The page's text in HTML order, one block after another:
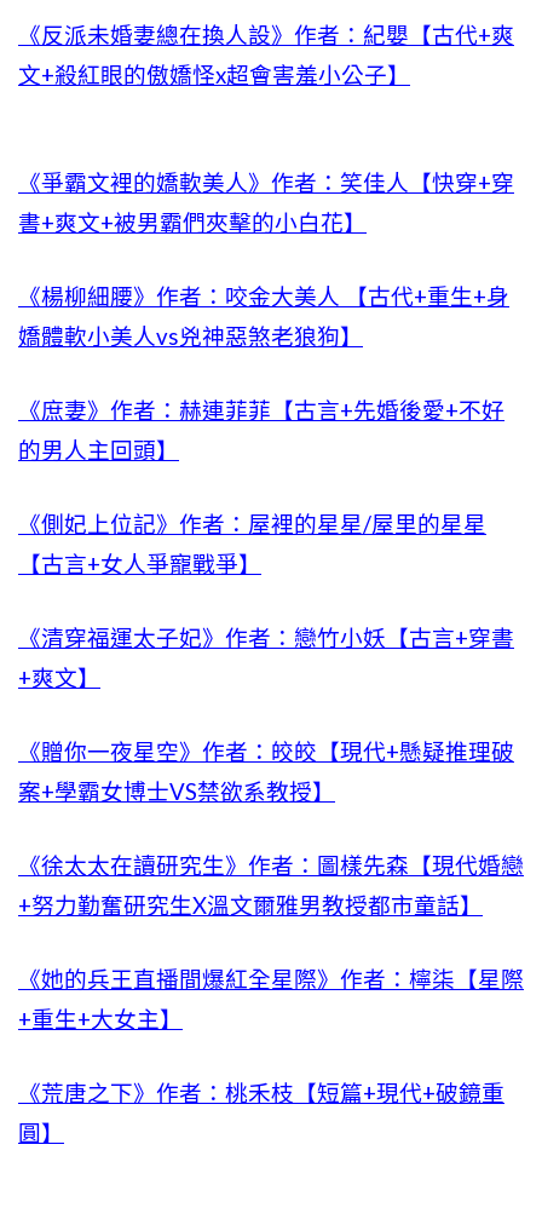
《反派未婚妻總在換人設》作者：紀嬰【古代+爽
文+殺紅眼的傲嬌怪x超會害羞小公子】
《爭霸文裡的嬌軟美人》作者：笑佳人【快穿+穿
書+爽文+被男霸們夾擊的小白花】
《楊柳細腰》作者：咬金大美人 【古代+重生+身
嬌體軟小美人vs兇神惡煞老狼狗】
《庶妻》作者：赫連菲菲【古言+先婚後愛+不好
的男人主回頭】
《側妃上位記》作者：屋裡的星星/屋里的星星
【古言+女人爭寵戰爭】
《清穿福運太子妃》作者：戀竹小妖【古言+穿書
+爽文】
《贈你一夜星空》作者：皎皎【現代+懸疑推理破
案+學霸女博士VS禁欲系教授】
《徐太太在讀研究生》作者：圖樣先森【現代婚戀
+努力勤奮研究生X溫文爾雅男教授都市童話】
《她的兵王直播間爆紅全星際》作者：檸柒【星際
+重生+大女主】
《荒唐之下》作者：桃禾枝【短篇+現代+破鏡重
圓】